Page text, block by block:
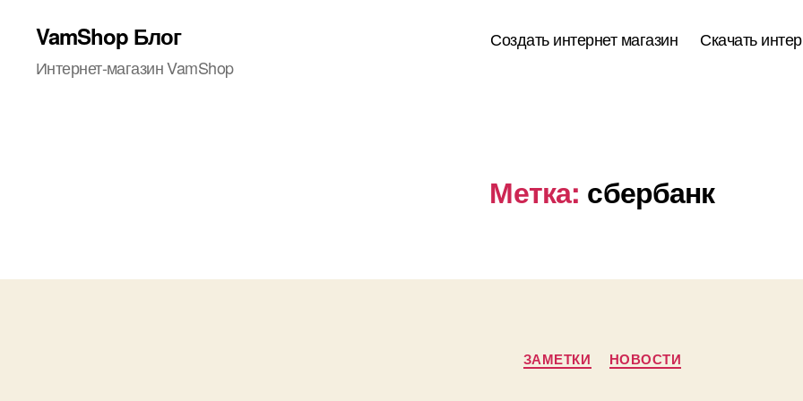
VamShop Блог
Интернет-магазин VamShop
Создать интернет магазин Скачать
Метка: сбербанк
Рубрики
ЗАМЕТКИ НОВОСТИ